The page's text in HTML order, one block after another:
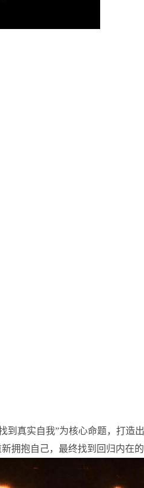
到真实自我”为核心命题，打
拥抱自己，最终找到回归内在